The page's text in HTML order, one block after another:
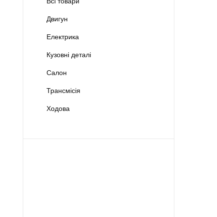
Двигун
Електрика
Кузовні деталі
Салон
Трансмісія
Ходова